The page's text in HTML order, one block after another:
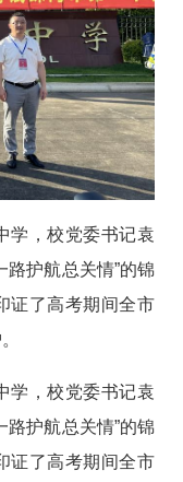
，校党委书记袁
路护航总关情”的锦
证了高考期间全市
，校党委书记袁
路护航总关情”的锦
证了高考期间全市